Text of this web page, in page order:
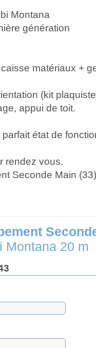
Montana
génération
matériaux +
(kit
appui de toit.
état de
rendez vous.
Seconde Main
Montana 20 m